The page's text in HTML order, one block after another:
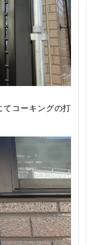
てコーキングの打